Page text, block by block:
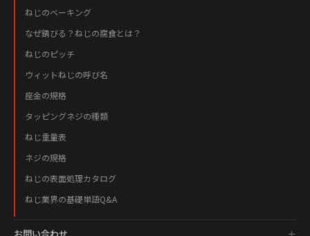
ねじのベーキング
なぜ錆びる？ねじの腐食とは？
ねじのピッチ
ウィットねじの呼び名
座金の規格
タッピングネジの種類
ねじ重量表
ネジの規格
ねじの表面処理カタログ
ねじ業界の基礎単語Q&A